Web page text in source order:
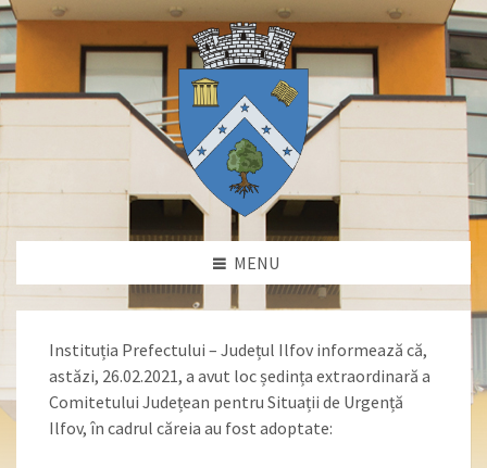
MENU
Instituția Prefectului – Județul Ilfov informează că,
astăzi, 26.02.2021, a avut loc ședința extraordinară a
Comitetului Județean pentru Situații de Urgență
Ilfov, în cadrul căreia au fost adoptate: